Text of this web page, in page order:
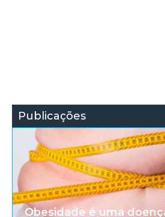
Publicações
Obesidade é uma